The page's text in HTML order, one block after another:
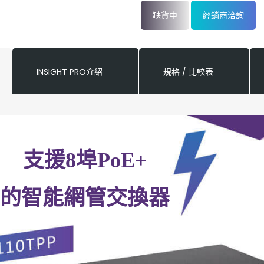
缺貨中 經銷商洽詢
INSIGHT PRO介紹 規格 / 比較表
支援8埠PoE+
的智能網管交換器